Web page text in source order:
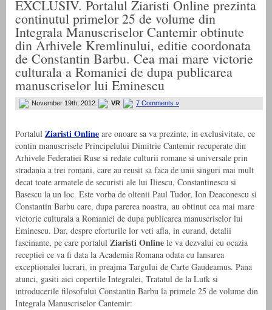
EXCLUSIV. Portalul Ziaristi Online prezinta
continutul primelor 25 de volume din
Integrala Manuscriselor Cantemir obtinute
din Arhivele Kremlinului, editie coordonata
de Constantin Barbu. Cea mai mare victorie
culturala a Romaniei de dupa publicarea
manuscriselor lui Eminescu
November 19th, 2012 VR 7 Comments »
Portalul Ziaristi Online are onoare sa va prezinte, in exclusivitate, ce
contin manuscrisele Principelului Dimitrie Cantemir recuperate din
Arhivele Federatiei Ruse si redate culturii romane si universale prin
stradania a trei romani, care au reusit sa faca de unii singuri mai mult
decat toate armatele de securisti ale lui Iliescu, Constantinescu si
Basescu la un loc. Este vorba de oltenii Paul Tudor, Ion Deaconescu si
Constantin Barbu care, dupa parerea noastra, au obtinut cea mai mare
victorie culturala a Romaniei de dupa publicarea manuscriselor lui
Eminescu. Dar, despre eforturile lor veti afla, in curand, detalii
fascinante, pe care portalul Ziaristi Online le va dezvalui cu ocazia
receptiei ce va fi data la Academia Romana odata cu lansarea
exceptionalei lucrari, in preajma Targului de Carte Gaudeamus. Pana
atunci, gasiti aici copertile Integralei, Tratatul de la Lutk si
introducerile filosofului Constantin Barbu la primele 25 de volume din
Integrala Manuscriselor Cantemir: